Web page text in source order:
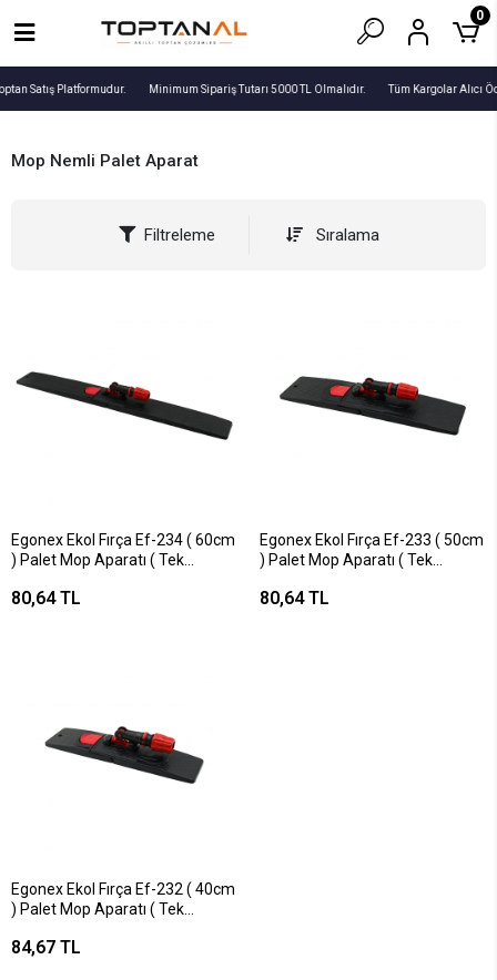
Satış Platformudur. Minimum Sipariş Tutarı 5000 TL Olmalıdır. Tüm Kargolar Alıcı
0
Mop Nemli Palet Aparat
Filtreleme Sıralama
Egonex Ekol Fırça Ef-234 ( 60cm
) Palet Mop Aparatı ( Tek
80,64 TL
Egonex Ekol Fırça Ef-233 ( 50cm
) Palet Mop Aparatı ( Tek
80,64 TL
Egonex Ekol Fırça Ef-232 ( 40cm
) Palet Mop Aparatı ( Tek
84,67 TL